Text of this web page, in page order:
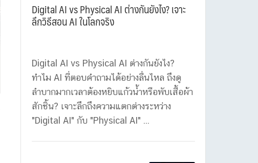
Digital AI vs Physical AI ต่างกันยังไง? เจาะ
ลึกวิธีสอน AI ในโลกจริง
Digital AI vs Physical AI ต่างกันยังไง?
ทำไม AI ที่ตอบคำถามได้อย่างลื่นไหล ถึงดู
ลำบากมากเวลาต้องหยิบแก้วน้ำหรือพับเสื้อผ้า
สักชิ้น? เจาะลึกถึงความแตกต่างระหว่าง
"Digital AI" กับ "Physical AI" ...